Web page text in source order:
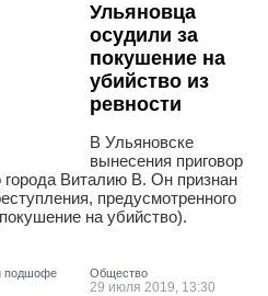
Ульяновца
осудили за
покушение на
убийство из
ревности
В Ульяновске
вынесения приговор
Виталию В. Он признан
предусмотренного
на убийство).
Общество
29 июля 2019, 13:30